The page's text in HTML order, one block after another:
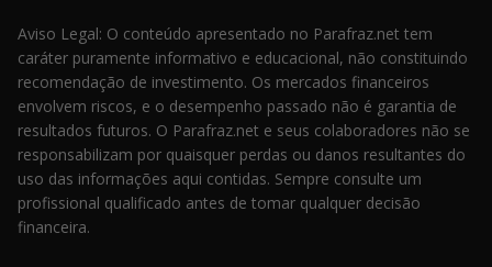
Aviso Legal: O conteúdo apresentado no Parafraz.net tem
caráter puramente informativo e educacional, não constituindo
recomendação de investimento. Os mercados financeiros
envolvem riscos, e o desempenho passado não é garantia de
resultados futuros. O Parafraz.net e seus colaboradores não se
responsabilizam por quaisquer perdas ou danos resultantes do
uso das informações aqui contidas. Sempre consulte um
profissional qualificado antes de tomar qualquer decisão
financeira.